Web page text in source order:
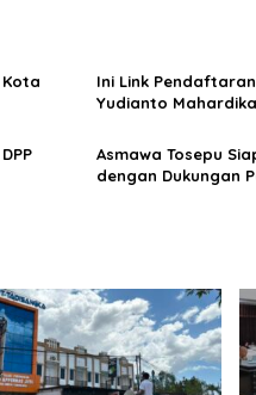
Ini Link
Yudianto
Asmawa Tosepu
dengan Dukungan